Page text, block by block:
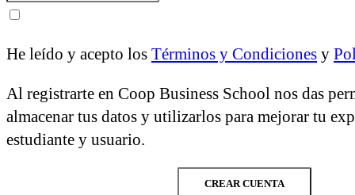
He leído y acepto los Términos y Condiciones y
Al registrarte en Coop Business School nos das
almacenar tus datos y utilizarlos para mejorar tu
estudiante y usuario.
CREAR CUENTA